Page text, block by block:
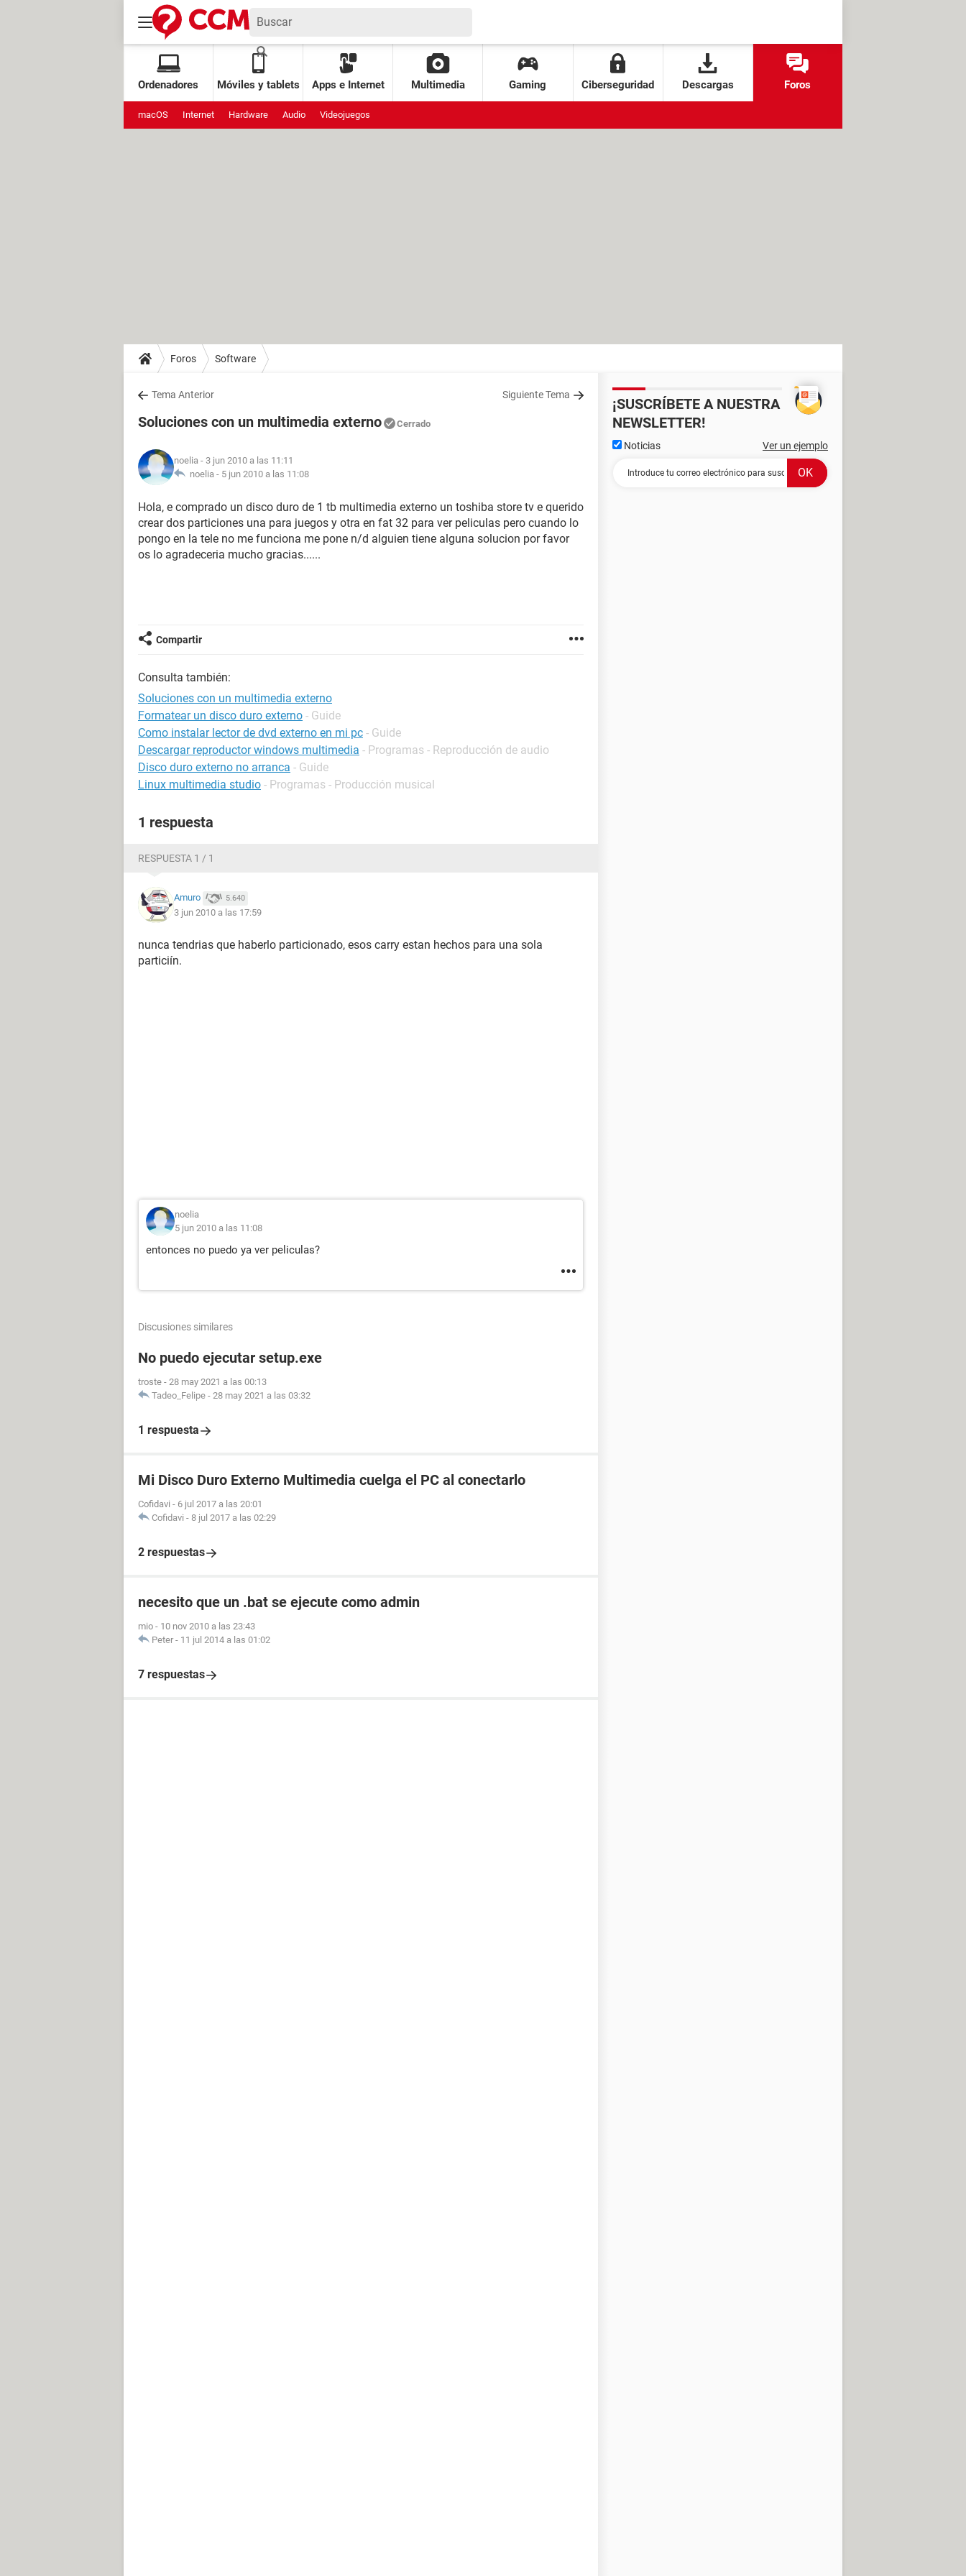
Ordenadores Móviles y tablets Apps e Internet Multimedia Gaming Ciberseguridad Descargas Foros
macOS Internet Hardware Audio Videojuegos
Foros Software
Tema Anterior Siguiente Tema
Soluciones con un multimedia externo Cerrado
noelia - 3 jun 2010 a las 11:11
noelia - 5 jun 2010 a las 11:08
Hola, e comprado un disco duro de 1 tb multimedia externo un toshiba store tv e querido
crear dos particiones una para juegos y otra en fat 32 para ver peliculas pero cuando lo
pongo en la tele no me funciona me pone n/d alguien tiene alguna solucion por favor
os lo agradeceria mucho gracias......
Compartir
Consulta también:
Soluciones con un multimedia externo
Formatear un disco duro externo - Guide
Como instalar lector de dvd externo en mi pc - Guide
Descargar reproductor windows multimedia - Programas - Reproducción de audio
Disco duro externo no arranca - Guide
Linux multimedia studio - Programas - Producción musical
1 respuesta
RESPUESTA 1 / 1
Amuro 5.640
3 jun 2010 a las 17:59
nunca tendrias que haberlo particionado, esos carry estan hechos para una sola
particiín.
noelia
5 jun 2010 a las 11:08
entonces no puedo ya ver peliculas?
Discusiones similares
No puedo ejecutar setup.exe
troste - 28 may 2021 a las 00:13
Tadeo_Felipe - 28 may 2021 a las 03:32
1 respuesta
Mi Disco Duro Externo Multimedia cuelga el PC al conectarlo
Cofidavi - 6 jul 2017 a las 20:01
Cofidavi - 8 jul 2017 a las 02:29
2 respuestas
necesito que un .bat se ejecute como admin
mio - 10 nov 2010 a las 23:43
Peter - 11 jul 2014 a las 01:02
7 respuestas
¡SUSCRÍBETE A NUESTRA
NEWSLETTER!
Noticias Ver un ejemplo